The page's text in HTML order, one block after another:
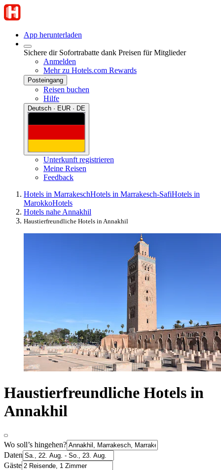
App herunterladen
Sichere dir Sofortrabatte dank Preisen für Mitglieder
Anmelden
Mehr zu Hotels.com Rewards
Posteingang
Reisen buchen
Hilfe
Deutsch · EUR · DE
Unterkunft registrieren
Meine Reisen
Feedback
Hotels in MarrakeschHotels in Marrakesch-SafiHotels in
MarokkoHotels
Hotels nahe Annakhil
Haustierfreundliche Hotels in Annakhil
Haustierfreundliche Hotels in
Annakhil
Wo soll’s hingehen?
Daten
Gäste